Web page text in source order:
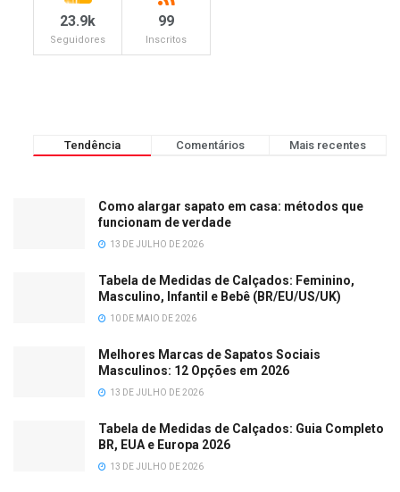
23.9k
Seguidores
99
Inscritos
Tendência Comentários Mais recentes
Como alargar sapato em casa: métodos que
funcionam de verdade
13 DE JULHO DE 2026
Tabela de Medidas de Calçados: Feminino,
Masculino, Infantil e Bebê (BR/EU/US/UK)
10 DE MAIO DE 2026
Melhores Marcas de Sapatos Sociais
Masculinos: 12 Opções em 2026
13 DE JULHO DE 2026
Tabela de Medidas de Calçados: Guia Completo
BR, EUA e Europa 2026
13 DE JULHO DE 2026